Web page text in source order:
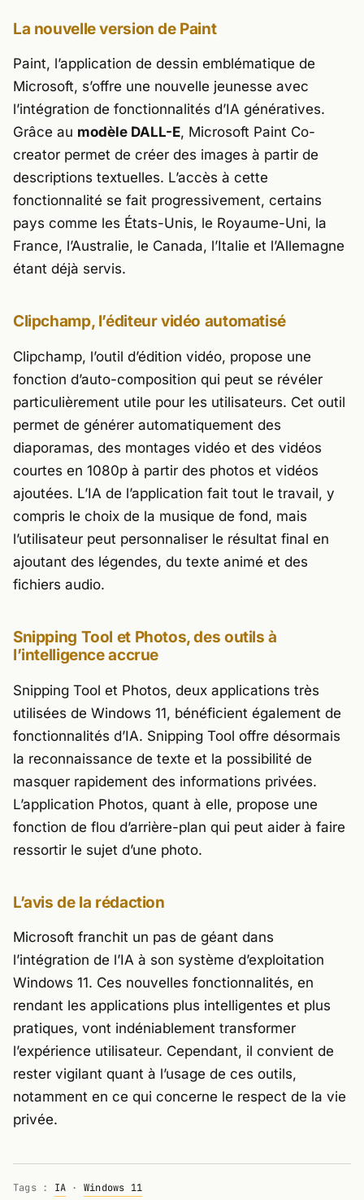
La nouvelle version de Paint
Paint, l’application de dessin emblématique de
Microsoft, s’offre une nouvelle jeunesse avec
l’intégration de fonctionnalités d’IA génératives.
Grâce au modèle DALL-E, Microsoft Paint Co-
creator permet de créer des images à partir de
descriptions textuelles. L’accès à cette
fonctionnalité se fait progressivement, certains
pays comme les États-Unis, le Royaume-Uni, la
France, l’Australie, le Canada, l’Italie et l’Allemagne
étant déjà servis.
Clipchamp, l’éditeur vidéo automatisé
Clipchamp, l’outil d’édition vidéo, propose une
fonction d’auto-composition qui peut se révéler
particulièrement utile pour les utilisateurs. Cet outil
permet de générer automatiquement des
diaporamas, des montages vidéo et des vidéos
courtes en 1080p à partir des photos et vidéos
ajoutées. L’IA de l’application fait tout le travail, y
compris le choix de la musique de fond, mais
l’utilisateur peut personnaliser le résultat final en
ajoutant des légendes, du texte animé et des
fichiers audio.
Snipping Tool et Photos, des outils à
l’intelligence accrue
Snipping Tool et Photos, deux applications très
utilisées de Windows 11, bénéficient également de
fonctionnalités d’IA. Snipping Tool offre désormais
la reconnaissance de texte et la possibilité de
masquer rapidement des informations privées.
L’application Photos, quant à elle, propose une
fonction de flou d’arrière-plan qui peut aider à faire
ressortir le sujet d’une photo.
L’avis de la rédaction
Microsoft franchit un pas de géant dans
l’intégration de l’IA à son système d’exploitation
Windows 11. Ces nouvelles fonctionnalités, en
rendant les applications plus intelligentes et plus
pratiques, vont indéniablement transformer
l’expérience utilisateur. Cependant, il convient de
rester vigilant quant à l’usage de ces outils,
notamment en ce qui concerne le respect de la vie
privée.
Tags : IA · Windows 11